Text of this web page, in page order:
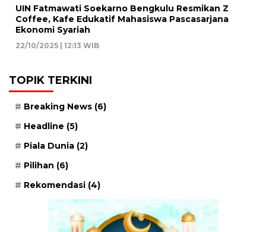
UIN Fatmawati Soekarno Bengkulu Resmikan Z
Coffee, Kafe Edukatif Mahasiswa Pascasarjana
Ekonomi Syariah
22/10/2025 | 12:13 WIB
TOPIK TERKINI
Breaking News (6)
Headline (5)
Piala Dunia (2)
Pilihan (6)
Rekomendasi (4)